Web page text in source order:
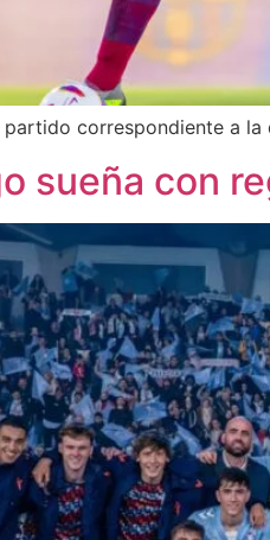
correspondiente a la
sueña con